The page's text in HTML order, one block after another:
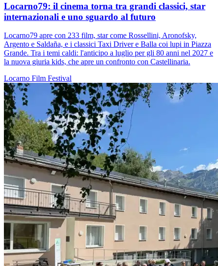
Locarno79: il cinema torna tra grandi classici, star
internazionali e uno sguardo al futuro
Locarno79 apre con 233 film, star come Rossellini, Aronofsky,
Argento e Saldaña, e i classici Taxi Driver e Balla coi lupi in Piazza
Grande. Tra i temi caldi: l'anticipo a luglio per gli 80 anni nel 2027 e
la nuova giuria kids, che apre un confronto con Castellinaria.
Locarno Film Festival